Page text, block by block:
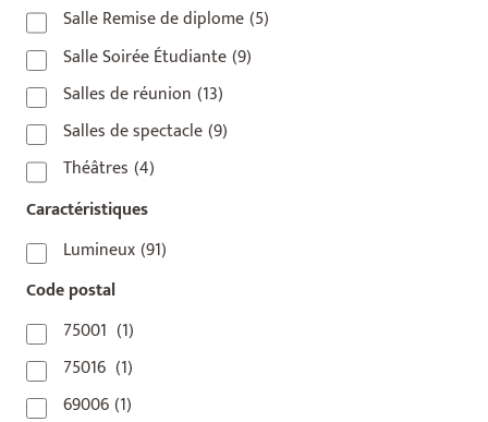
Salle Remise de diplome(5)
Salle Soirée Étudiante(9)
Salles de réunion (13)
Salles de spectacle(9)
Théâtres (4)
Caractéristiques
Lumineux(91)
Code postal
75001 (1)
75016 (1)
69006(1)